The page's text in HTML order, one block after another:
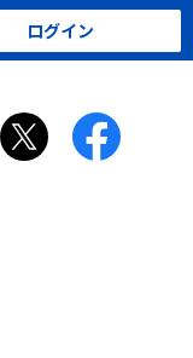
ログイン